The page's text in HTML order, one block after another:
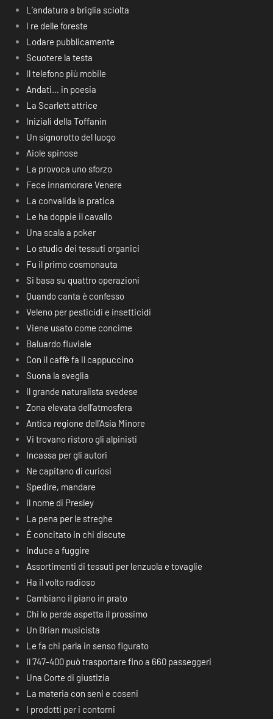
L’andatura a briglia sciolta
I re delle foreste
Lodare pubblicamente
Scuotere la testa
Il telefono più mobile
Andati… in poesia
La Scarlett attrice
Iniziali della Toffanin
Un signorotto del luogo
Aiole spinose
La provoca uno sforzo
Fece innamorare Venere
La convalida la pratica
Le ha doppie il cavallo
Una scala a poker
Lo studio dei tessuti organici
Fu il primo cosmonauta
Si basa su quattro operazioni
Quando canta è confesso
Veleno per pesticidi e insetticidi
Viene usato come concime
Baluardo fluviale
Con il caffè fa il cappuccino
Suona la sveglia
Il grande naturalista svedese
Zona elevata dell’atmosfera
Antica regione dell’Asia Minore
Vi trovano ristoro gli alpinisti
Incassa per gli autori
Ne capitano di curiosi
Spedire, mandare
Il nome di Presley
La pena per le streghe
É concitato in chi discute
Induce a fuggire
Assortimenti di tessuti per lenzuola e tovaglie
Ha il volto radioso
Cambiano il piano in prato
Chi lo perde aspetta il prossimo
Un Brian musicista
Le fa chi parla in senso figurato
Il 747-400 può trasportare fino a 660 passeggeri
Una Corte di giustizia
La materia con seni e coseni
I prodotti per i contorni